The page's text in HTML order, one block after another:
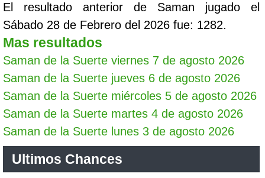
El resultado anterior de Saman jugado el
Sábado 28 de Febrero del 2026 fue: 1282.
Mas resultados
Saman de la Suerte viernes 7 de agosto 2026
Saman de la Suerte jueves 6 de agosto 2026
Saman de la Suerte miércoles 5 de agosto 2026
Saman de la Suerte martes 4 de agosto 2026
Saman de la Suerte lunes 3 de agosto 2026
Ultimos Chances